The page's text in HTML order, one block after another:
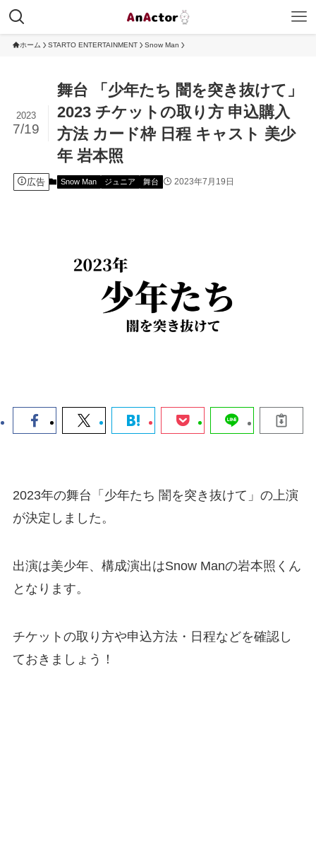
ホーム STARTO ENTERTAINMENT Snow Man
舞台 「少年たち 闇を突き抜けて」
2023 チケットの取り方 申込購入
方法 カード枠 日程 キャスト 美少
年 岩本照
2023
7/19
広告 Snow Man ジュニア 舞台 2023年7月19日
2023年の舞台「少年たち 闇を突き抜けて」の上演
が決定しました。
出演は美少年、構成演出はSnow Manの岩本照くん
となります。
チケットの取り方や申込方法・日程などを確認し
ておきましょう！